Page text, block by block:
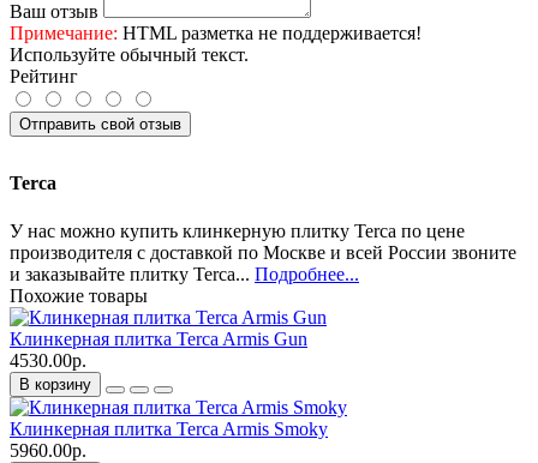
Ваш отзыв
Примечание: HTML разметка не поддерживается!
Используйте обычный текст.
Рейтинг
Отправить свой отзыв
Terca
У нас можно купить клинкерную плитку Terca по цене
производителя с доставкой по Москве и всей России звоните
и заказывайте плитку Terca... Подробнее...
Похожие товары
Клинкерная плитка Terca Armis Gun
4530.00р.
В корзину
Клинкерная плитка Terca Armis Smoky
5960.00р.